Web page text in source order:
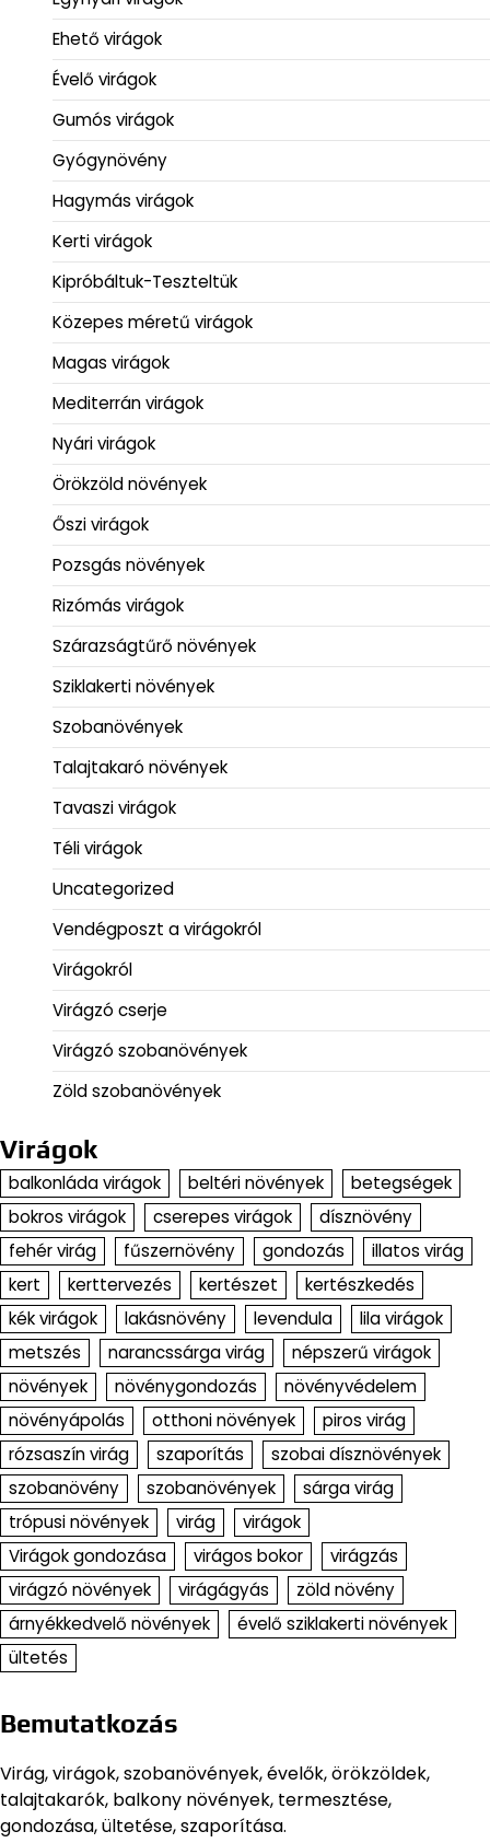
Ehető virágok
Évelő virágok
Gumós virágok
Gyógynövény
Hagymás virágok
Kerti virágok
Kipróbáltuk-Teszteltük
Közepes méretű virágok
Magas virágok
Mediterrán virágok
Nyári virágok
Örökzöld növények
Őszi virágok
Pozsgás növények
Rizómás virágok
Szárazságtűrő növények
Sziklakerti növények
Szobanövények
Talajtakaró növények
Tavaszi virágok
Téli virágok
Uncategorized
Vendégposzt a virágokról
Virágokról
Virágzó cserje
Virágzó szobanövények
Zöld szobanövények
Virágok
balkonláda virágok beltéri növények
betegségek
bokros virágok
cserepes virágok
dísznövény
fehér virág
fűszernövény gondozás
illatos virág
kert
kerttervezés kertészet
kertészkedés
kék virágok
lakásnövény levendula
lila virágok
metszés
narancssárga virág
népszerű virágok
növények
növénygondozás
növényvédelem
növényápolás
otthoni növények
piros virág
rózsaszín virág
szaporítás
szobai dísznövények
szobanövény
szobanövények
sárga virág
trópusi növények
virág
virágok
Virágok gondozása
virágos bokor
virágzás
virágzó növények
virágágyás
zöld növény
árnyékkedvelő növények
évelő sziklakerti növények
ültetés
Bemutatkozás
Virág, virágok, szobanövények, évelők, örökzöldek,
talajtakarók, balkony növények, termesztése,
gondozása, ültetése, szaporítása.